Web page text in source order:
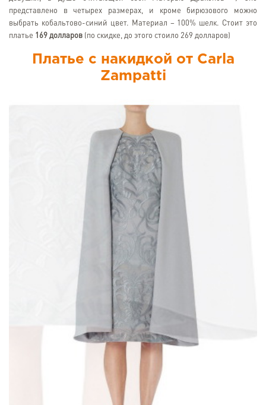
представлено в четырех размерах, и кроме бирюзового можно
выбрать кобальтово-синий цвет. Материал – 100% шелк. Стоит это
платье 169 долларов (по скидке, до этого стоило 269 долларов)
Платье с накидкой от Carla
Zampatti